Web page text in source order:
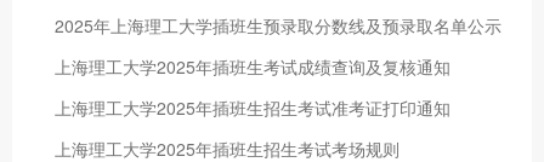
2025年上海理工大学插班生预录取分数线及预录取名单公示
上海理工大学2025年插班生考试成绩查询及复核通知
上海理工大学2025年插班生招生考试准考证打印通知
上海理工大学2025年插班生招生考试考场规则